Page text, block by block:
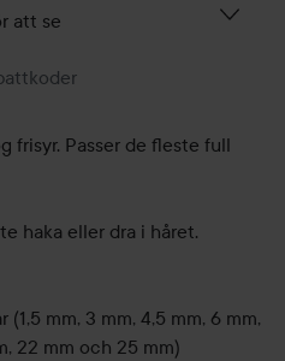
att se
frisyr. Passer de fleste full
haka eller dra i håret.
mm, 3 mm, 4,5 mm, 6 mm,
22 mm och 25 mm)